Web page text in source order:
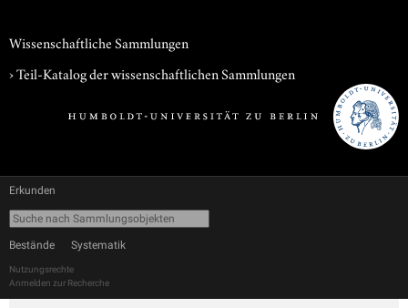
Wissenschaftliche Sammlungen
› Teil-Katalog der wissenschaftlichen Sammlungen
Erkunden
Bestände Systematik
Nutzungsrechte
Anmelden zur Recherche